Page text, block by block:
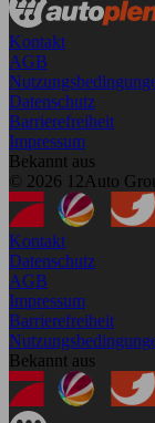
Kontakt
AGB
Datenschutz
Barrierefreiheit
Impressum
Bekannt aus
© 2026 12Auto
Kontakt
Datenschutz
AGB
Impressum
Barrierefreiheit
Bekannt aus